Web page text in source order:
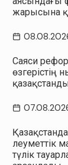
жарысына
Саяси
өзгерістің
әлеуметтік
түлік